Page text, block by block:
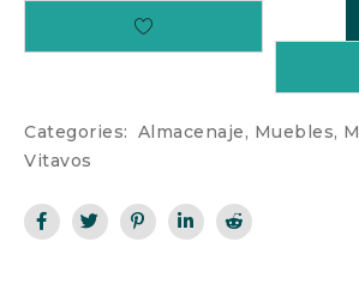
Categories: Almacenaje, Muebles,
Vitavos